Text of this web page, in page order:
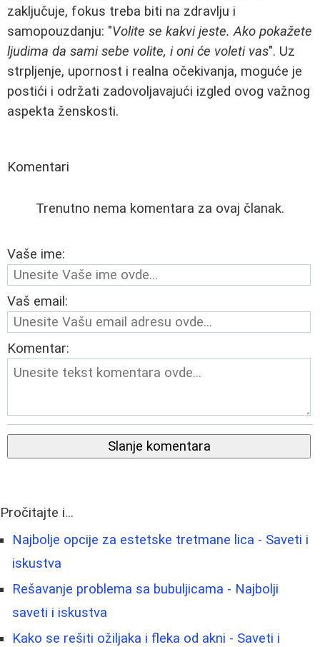
zaključuje, fokus treba biti na zdravlju i
samopouzdanju: "Volite se kakvi jeste. Ako pokažete
ljudima da sami sebe volite, i oni će voleti vas". Uz
strpljenje, upornost i realna očekivanja, moguće je
postići i održati zadovoljavajući izgled ovog važnog
aspekta ženskosti.
Komentari
Trenutno nema komentara za ovaj članak.
Vaše ime:
Vaš email:
Komentar:
Slanje komentara
Pročitajte i...
Najbolje opcije za estetske tretmane lica - Saveti i
iskustva
Rešavanje problema sa bubuljicama - Najbolji
saveti i iskustva
Kako se rešiti ožiljaka i fleka od akni - Saveti i